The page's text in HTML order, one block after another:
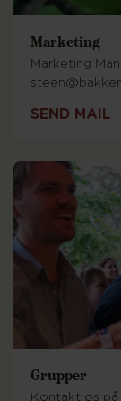
Marketing
Marketing
SEND MAIL
Grupper
Kontakt os på